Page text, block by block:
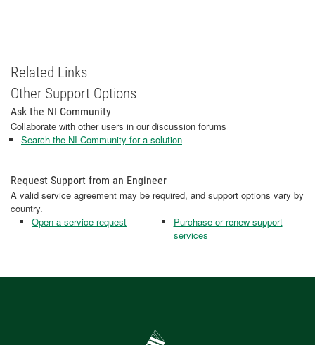
Related Links
Other Support Options
Ask the NI Community
Collaborate with other users in our discussion forums
Search the NI Community for a solution
Request Support from an Engineer
A valid service agreement may be required, and support options vary by
country.
Open a service request
Purchase or renew support
services